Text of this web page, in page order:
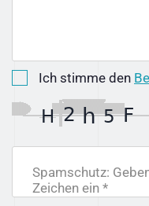
Ich stimme den
Spamschutz:
Zeichen ein *